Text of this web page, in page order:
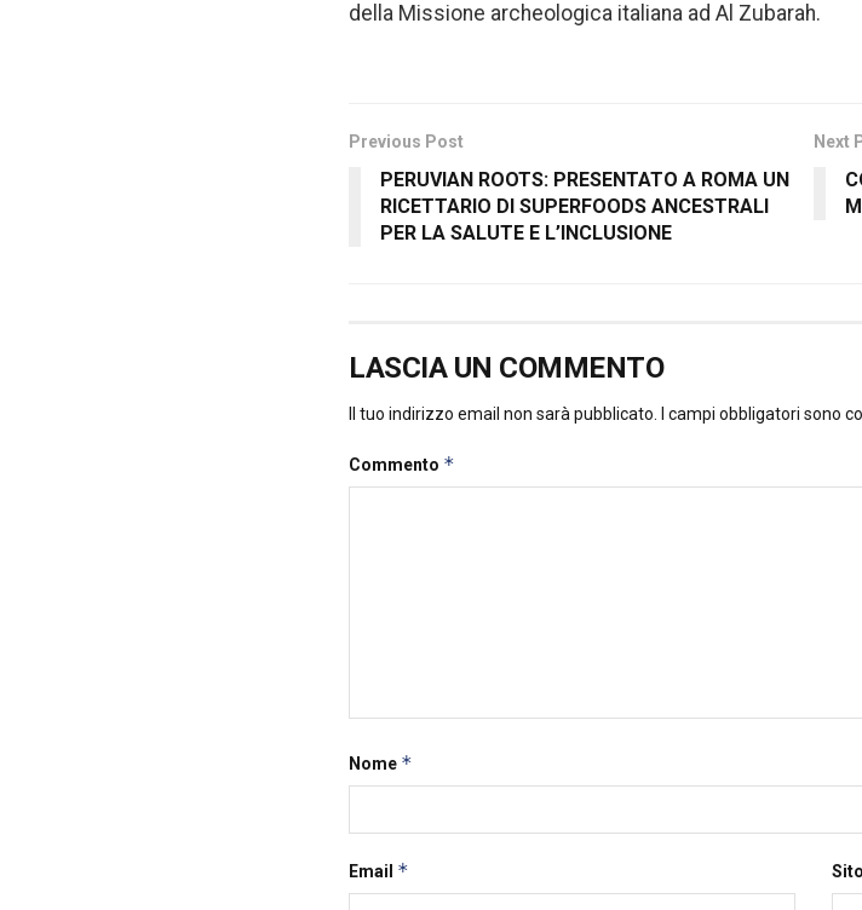
della Missione archeologica italiana ad Al Zubarah.
Previous Post
PERUVIAN ROOTS: PRESENTATO A ROMA UN
RICETTARIO DI SUPERFOODS ANCESTRALI
PER LA SALUTE E L’INCLUSIONE
Next
LASCIA UN COMMENTO
Il tuo indirizzo email non sarà pubblicato. I campi obbligatori sono
Commento *
Nome *
Email *